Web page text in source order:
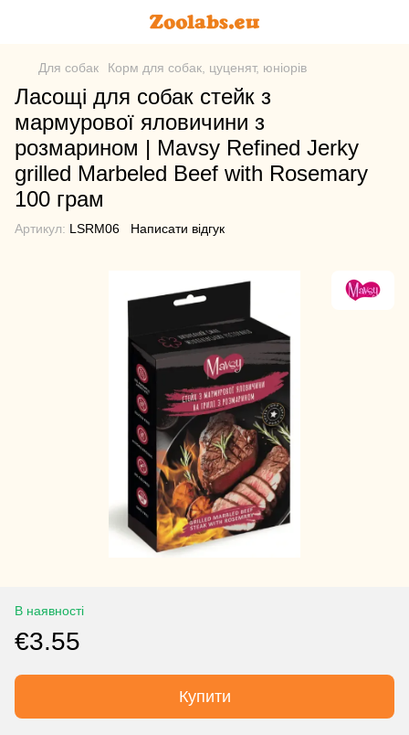
Для собак Корм для собак, цуценят, юніорів
Ласощі для собак стейк з
мармурової яловичини з
розмарином | Mavsy Refined Jerky
grilled Marbeled Beef with Rosemary
100 грам
Артикул: LSRM06 Написати відгук
В наявності
€3.55
Купити